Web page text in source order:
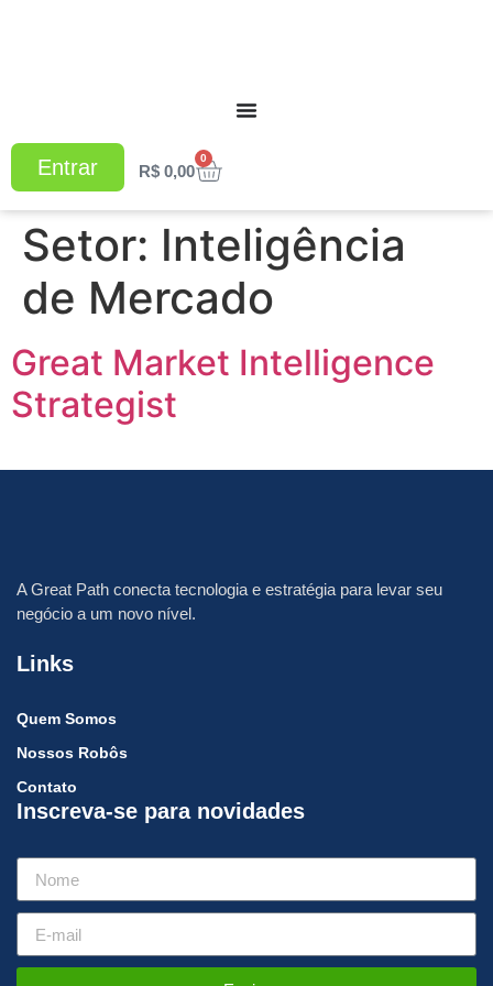
Entrar R$ 0,00
0
Setor: Inteligência
de Mercado
Great Market Intelligence
Strategist
AGreat Path conecta tecnologia e estratégia para levar seu
negócio a um novo nível.
Links
Quem Somos
Nossos Robôs
Contato
Inscreva-se para novidades